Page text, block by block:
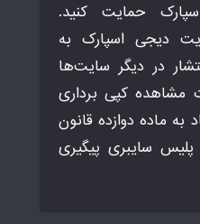
حمایت کنید.
دیجی اسپارک به
در دیگر سایت‌ها
مشاهده کپی برداری
به ماده دوازده قانون
پلیس سایبری پیگیری